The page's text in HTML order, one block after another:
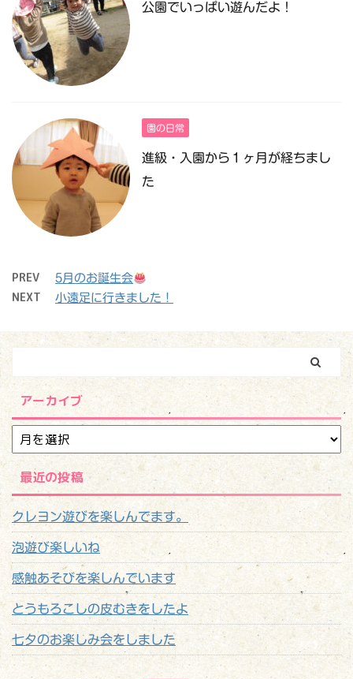
公園でいっぱい遊んだよ！
園の日常
進級・入園から１ヶ月が経ちまし
た
PREV 5月のお誕生会
NEXT 小遠足に行きました！
アーカイブ
最近の投稿
クレヨン遊びを楽しんでます。
泡遊び楽しいね
感触あそびを楽しんでいます
とうもろこしの皮むきをしたよ
七夕のお楽しみ会をしました